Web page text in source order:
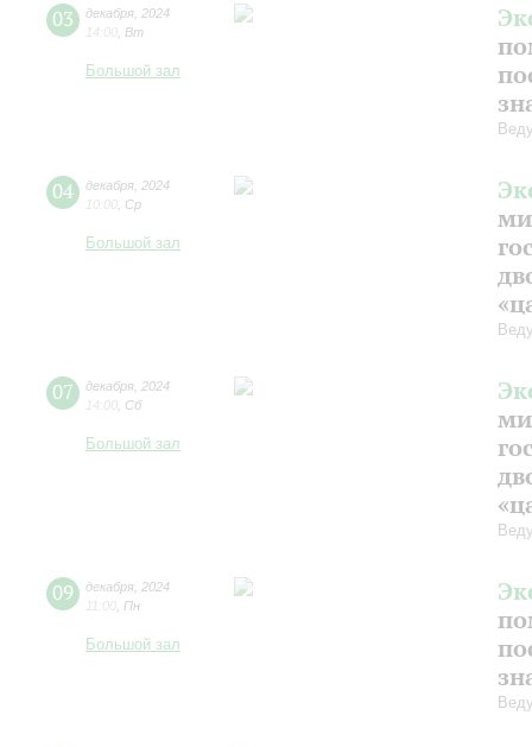
03 декабря 2024
14:00 Вт
Большой зал
04 декабря 2024
10:00 Ср
Большой зал
07 декабря 2024
14:00 Сб
Большой зал
09 декабря 2024
11:00 Пн
Большой зал